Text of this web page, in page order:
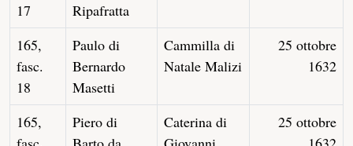
17
Ripafratta
165,
fasc.
18
Paulo di
Bernardo
Masetti
Cammilla di
Natale Malizi
25 ottobre
1632
165,
Piero di
Caterina di
25 ottobre